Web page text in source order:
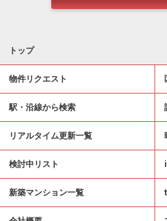
トップ
物件リクエスト
駅・沿線から検索
リアルタイム更新一覧
検討中リスト
新築マンション一覧